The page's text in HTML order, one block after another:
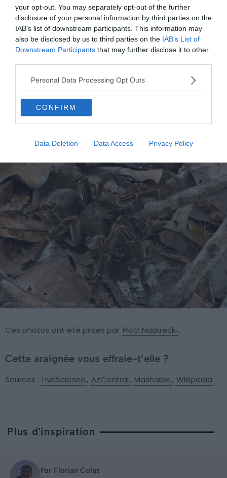
your opt-out. You may separately opt-out of the further
disclosure of your personal information by third parties on the
IAB’s list of downstream participants. This information may
also be disclosed by us to third parties on the IAB’s List of
Downstream Participants that may further disclose it to other
Personal Data Processing Opt Outs
CONFIRM
Data Deletion Data Access Privacy Policy
Ces photos ont été prises par Piotr Naskrecki.
Cette araignée vous effraie-t’elle ?
Sources : LiveScience, AzCentral, Mashable, Wikipedia
Plus d'inspiration
Par Florian Colas